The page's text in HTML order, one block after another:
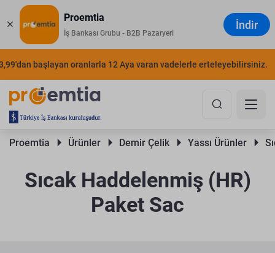
Proemtia
İş Bankası Grubu - B2B Pazaryeri
İndir
başlayan oranlarla 12 Aya varan vadelerle erteleyebilirsiniz.
Proemtia Ürünler Demir Çelik Yassı Ürünler
Sıcak Haddelenmiş (HR)
Paket Sac